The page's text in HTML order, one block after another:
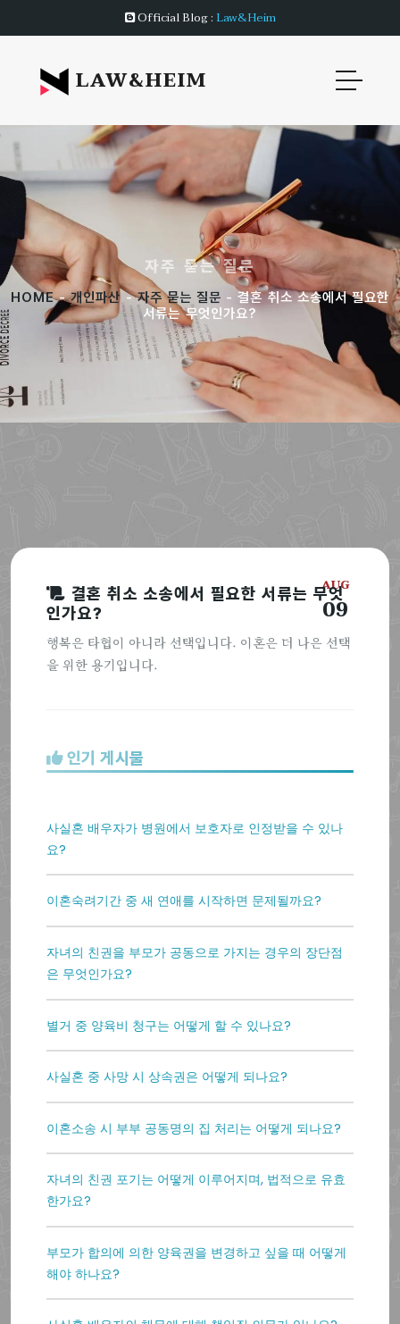
Official Blog : Law&Heim
LAW&HEIM
자주 묻는 질문
HOME-개인파산-자주 묻는 질문 - 결혼 취소 소송에서 필요한
서류는 무엇인가요?
AUG
09
결혼 취소 소송에서 필요한 서류는 무엇
인가요?
행복은 타협이 아니라 선택입니다. 이혼은 더 나은 선택
을 위한 용기입니다.
인기 게시물
사실혼 배우자가 병원에서 보호자로 인정받을 수 있나
요?
이혼숙려기간 중 새 연애를 시작하면 문제될까요?
자녀의 친권을 부모가 공동으로 가지는 경우의 장단점
은 무엇인가요?
별거 중 양육비 청구는 어떻게 할 수 있나요?
사실혼 중 사망 시 상속권은 어떻게 되나요?
이혼소송 시 부부 공동명의 집 처리는 어떻게 되나요?
자녀의 친권 포기는 어떻게 이루어지며, 법적으로 유효
한가요?
부모가 합의에 의한 양육권을 변경하고 싶을 때 어떻게
해야 하나요?